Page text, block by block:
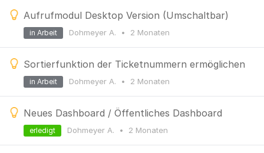
Aufrufmodul Desktop Version (Umschaltbar)
Dohmeyer A. • 2 Monaten
in Arbeit
Sortierfunktion der Ticketnummern ermöglichen
Dohmeyer A. • 2 Monaten
in Arbeit
Neues Dashboard / Öffentliches Dashboard
Dohmeyer A. • 2 Monaten
erledigt